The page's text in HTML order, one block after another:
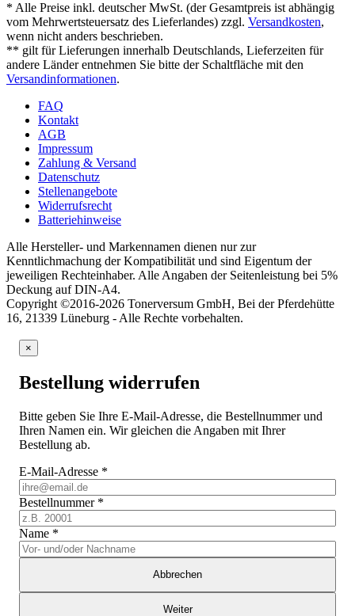
* Alle Preise inkl. deutscher MwSt. (der Gesamtpreis ist abhängig
vom Mehrwertsteuersatz des Lieferlandes) zzgl. Versandkosten,
wenn nicht anders beschrieben.
** gilt für Lieferungen innerhalb Deutschlands, Lieferzeiten für
andere Länder entnehmen Sie bitte der Schaltfläche mit den
Versandinformationen.
FAQ
Kontakt
AGB
Impressum
Zahlung & Versand
Datenschutz
Stellenangebote
Widerrufsrecht
Batteriehinweise
Alle Hersteller- und Markennamen dienen nur zur
Kenntlichmachung der Kompatibilität und sind Eigentum der
jeweiligen Rechteinhaber. Alle Angaben der Seitenleistung bei 5%
Deckung auf DIN-A4.
Copyright ©2016-2026 Tonerversum GmbH, Bei der Pferdehütte
16, 21339 Lüneburg - Alle Rechte vorbehalten.
×
Bestellung widerrufen
Bitte geben Sie Ihre E-Mail-Adresse, die Bestellnummer und
Ihren Namen ein. Wir gleichen die Angaben mit Ihrer
Bestellung ab.
E-Mail-Adresse *
Bestellnummer *
Name *
Abbrechen
Weiter